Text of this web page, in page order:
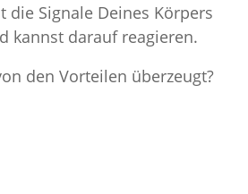
die Signale Deines Körpers
kannst darauf reagieren.
den Vorteilen überzeugt?